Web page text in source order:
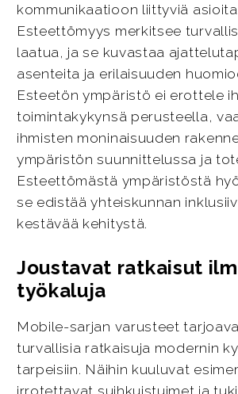
kommunikaatioon liittyviä
Esteettömyys merkitsee
laatua, ja se kuvastaa
asenteita ja erilaisuuden
Esteetön ympäristö ei erottele
toimintakykynsä perusteella,
ihmisten moninaisuuden
ympäristön suunnittelussa ja
Esteettömästä ympäristöstä
se edistää yhteiskunnan
kestävää kehitystä.
Joustavat ratkaisut
työkaluja
Mobile-sarjan varusteet
turvallisia ratkaisuja modernin
tarpeisiin. Näihin kuuluvat
irrotettavat suihkuistuimet ja